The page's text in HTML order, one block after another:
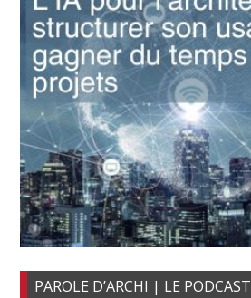
PAROLE D’ARCHI | LE PODCAST